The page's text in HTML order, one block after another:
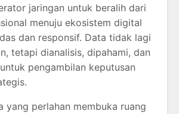
jaringan untuk beralih dari
menuju ekosistem digital
dan responsif. Data tidak lagi
tetapi dianalisis, dipahami, dan
pengambilan keputusan
yang perlahan membuka ruang